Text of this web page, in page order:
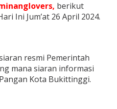
berikut
Ini Jum’at 26 April 2024.
resmi Pemerintah
mana siaran informasi
Kota Bukittinggi.